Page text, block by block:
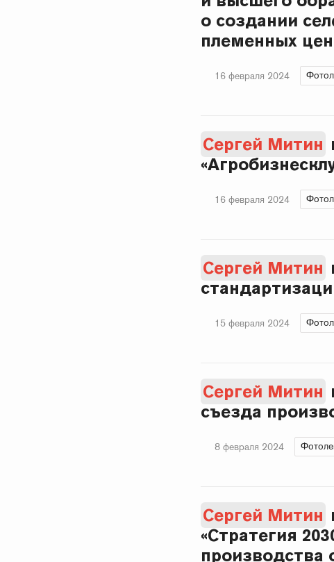
о создании
племенных
16 февраля 2024
Сергей Митин
16 февраля 2024
Сергей Митин
15 февраля 2024
Сергей Митин
съезда
8 февраля 2024
Сергей Митин
«Стратегия
производства